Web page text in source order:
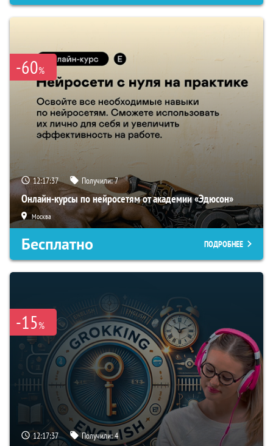
-60%
12:17:36 Получили:7
Онлайн-курсы по нейросетям от академии «Эдюсон»
Москва
Бесплатно ПОДРОБНЕЕ
-15%
12:17:36 Получили:4